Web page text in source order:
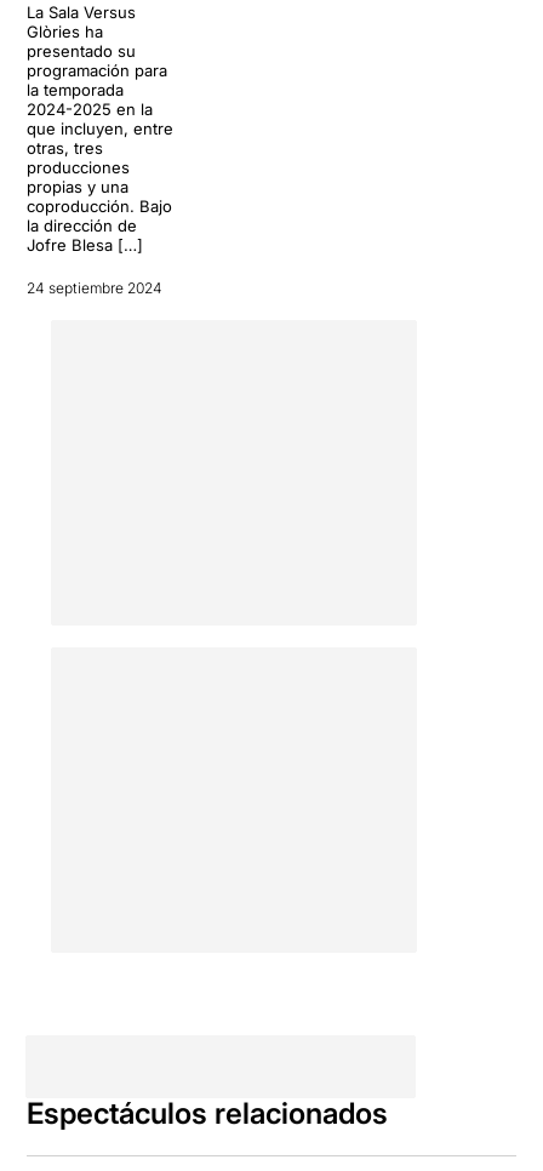
La Sala Versus
Glòries ha
presentado su
programación para
la temporada
2024-2025 en la
que incluyen, entre
otras, tres
producciones
propias y una
coproducción. Bajo
la dirección de
Jofre Blesa […]
24 septiembre 2024
Espectáculos relacionados